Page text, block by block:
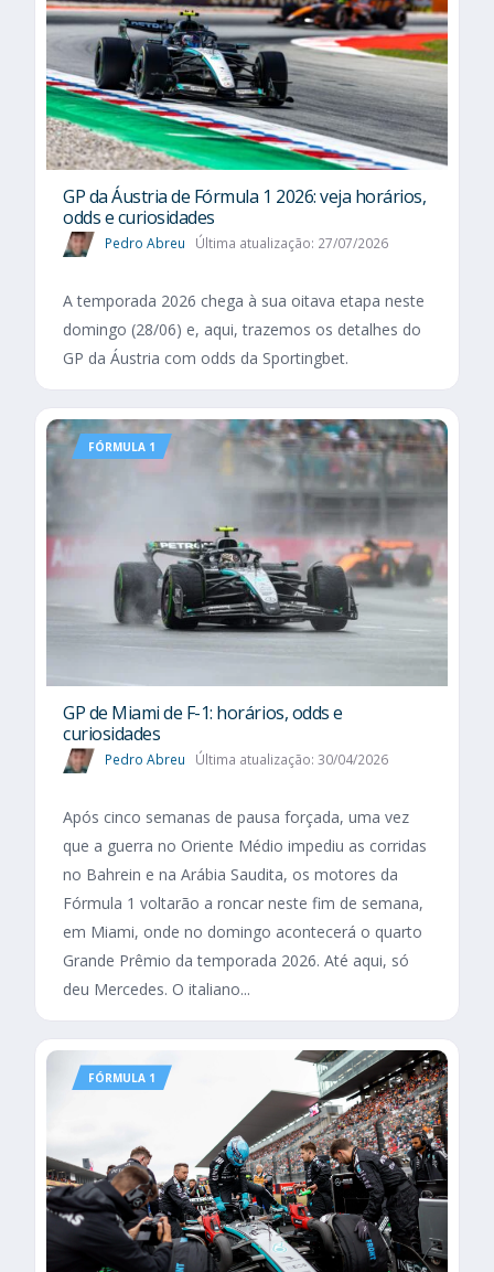
GP da Áustria de Fórmula 1 2026: veja horários,
odds e curiosidades
Pedro Abreu Última atualização: 27/07/2026
A temporada 2026 chega à sua oitava etapa neste
domingo (28/06) e, aqui, trazemos os detalhes do
GP da Áustria com odds da Sportingbet.
FÓRMULA 1
GP de Miami de F-1: horários, odds e
curiosidades
Pedro Abreu Última atualização: 30/04/2026
Após cinco semanas de pausa forçada, uma vez
que a guerra no Oriente Médio impediu as corridas
no Bahrein e na Arábia Saudita, os motores da
Fórmula 1 voltarão a roncar neste fim de semana,
em Miami, onde no domingo acontecerá o quarto
Grande Prêmio da temporada 2026. Até aqui, só
deu Mercedes. O italiano...
FÓRMULA 1